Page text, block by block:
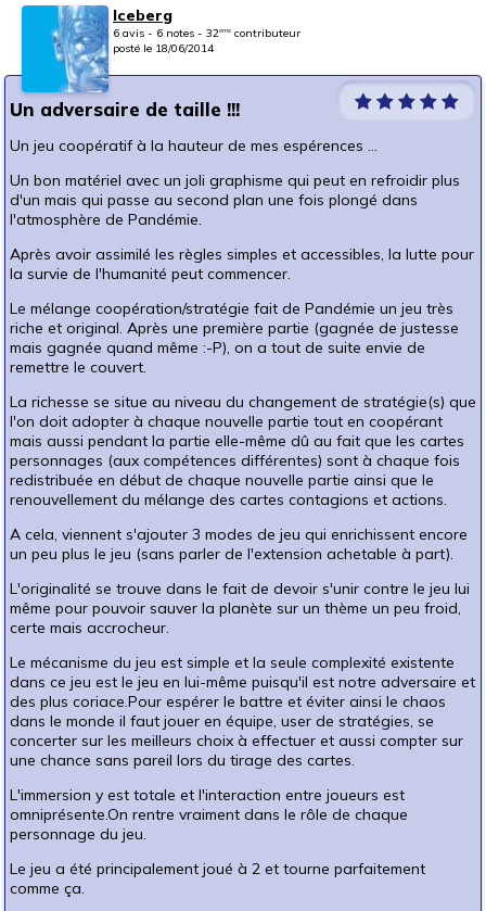
Iceberg
6 avis - 6 notes - 32ème contributeur
posté le 18/06/2014
Un adversaire de taille !!!
Un jeu coopératif à la hauteur de mes espérences ...
Un bon matériel avec un joli graphisme qui peut en refroidir plus
d'un mais qui passe au second plan une fois plongé dans
l'atmosphère de Pandémie.
Après avoir assimilé les règles simples et accessibles, la lutte pour
la survie de l'humanité peut commencer.
Le mélange coopération/stratégie fait de Pandémie un jeu très
riche et original. Après une première partie (gagnée de justesse
mais gagnée quand même :-P), on a tout de suite envie de
remettre le couvert.
La richesse se situe au niveau du changement de stratégie(s) que
l'on doit adopter à chaque nouvelle partie tout en coopérant
mais aussi pendant la partie elle-même dû au fait que les cartes
personnages (aux compétences différentes) sont à chaque fois
redistribuée en début de chaque nouvelle partie ainsi que le
renouvellement du mélange des cartes contagions et actions.
A cela, viennent s'ajouter 3 modes de jeu qui enrichissent encore
un peu plus le jeu (sans parler de l'extension achetable à part).
L'originalité se trouve dans le fait de devoir s'unir contre le jeu lui
même pour pouvoir sauver la planète sur un thème un peu froid,
certe mais accrocheur.
Le mécanisme du jeu est simple et la seule complexité existente
dans ce jeu est le jeu en lui-même puisqu'il est notre adversaire et
des plus coriace.Pour espérer le battre et éviter ainsi le chaos
dans le monde il faut jouer en équipe, user de stratégies, se
concerter sur les meilleurs choix à effectuer et aussi compter sur
une chance sans pareil lors du tirage des cartes.
L'immersion y est totale et l'interaction entre joueurs est
omniprésente.On rentre vraiment dans le rôle de chaque
personnage du jeu.
Le jeu a été principalement joué à 2 et tourne parfaitement
comme ça.